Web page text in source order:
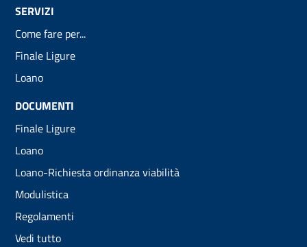
SERVIZI
Come fare per...
Finale Ligure
Loano
DOCUMENTI
Finale Ligure
Loano
Loano-Richiesta ordinanza viabilità
Modulistica
Regolamenti
Vedi tutto